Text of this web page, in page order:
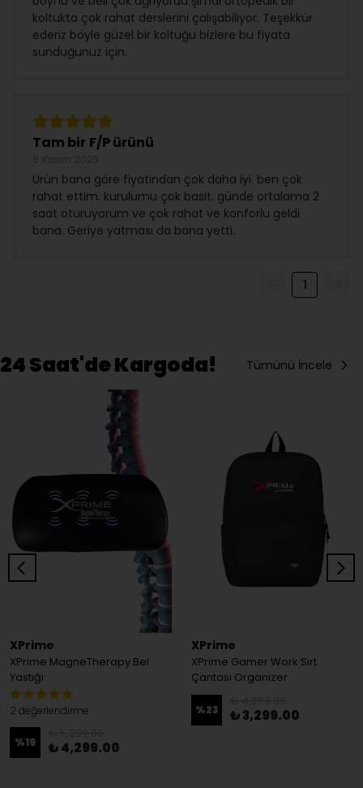
koltukta çok rahat derslerini çalışabiliyor. Teşekkür
ederiz böyle güzel bir koltuğu bizlere bu fiyata
sunduğunuz için.
Tam bir F/P ürünü
Ürün bana göre fiyatından çok daha iyi. ben çok
rahat ettim. kurulumu çok basit. günde ortalama 2
saat oturuyorum ve çok rahat ve konforlu geldi
bana. Geriye yatması da bana yetti.
1
24 Saat'de Kargoda! Tümünü İncele
XPrime
XPrime MagneTherapy Bel
Yastığı
2 değerlendirme
%19 ₺ 4,299.00
XPrime
XPrime Gamer Work Sırt
Çantası Organizer
%23 ₺ 3,299.00